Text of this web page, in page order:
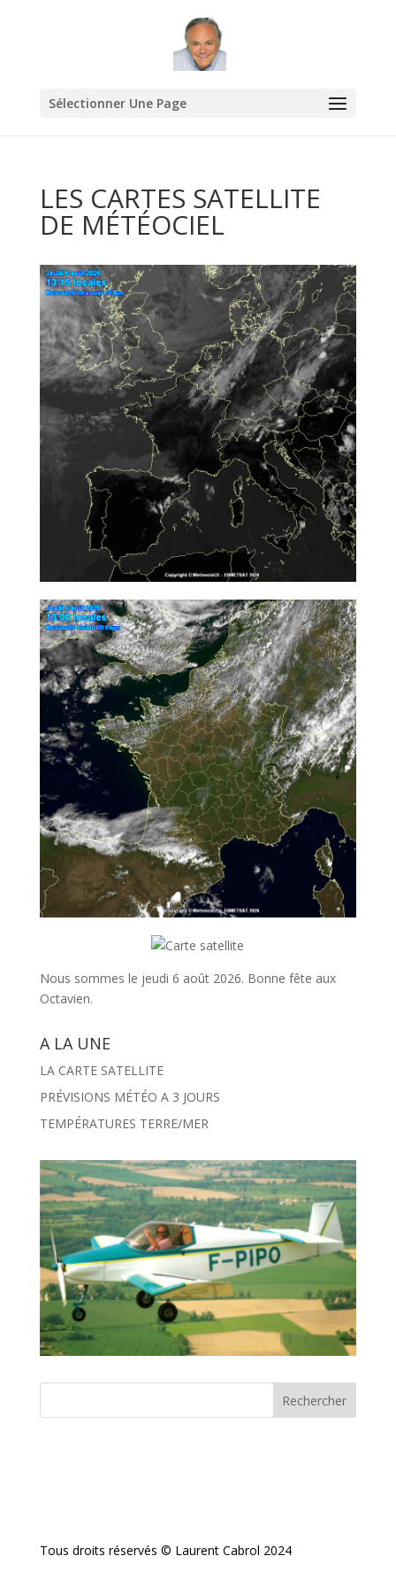
Sélectionner Une Page
LES CARTES SATELLITE
DE MÉTÉOCIEL
Nous sommes le jeudi 6 août 2026. Bonne fête aux
Octavien.
A LA UNE
LA CARTE SATELLITE
PRÉVISIONS MÉTÉO A 3 JOURS
TEMPÉRATURES TERRE/MER
Tous droits réservés © Laurent Cabrol 2024